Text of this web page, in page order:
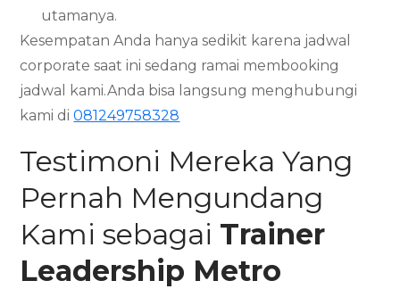
utamanya.
Kesempatan Anda hanya sedikit karena jadwal
corporate saat ini sedang ramai membooking
jadwal kami.Anda bisa langsung menghubungi
kami di081249758328
Testimoni Mereka Yang
Pernah Mengundang
Kami sebagai Trainer
Leadership Metro